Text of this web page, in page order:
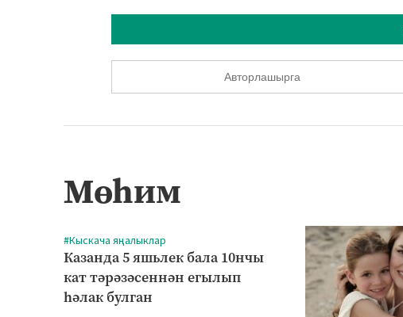
Авторлашырга
Мөһим
#Кыскача яңалыклар
Казанда 5 яшьлек бала 10нчы
кат тәрәзәсеннән егылып
һәлак булган